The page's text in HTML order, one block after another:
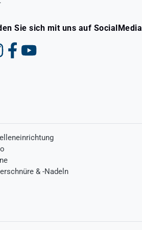
& -Nadeln
Sie sich mit uns auf SocialMedia